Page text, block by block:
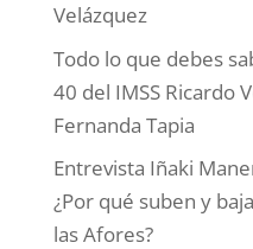
Velázquez
Todo lo que debes
40 del IMSS Ricardo
Fernanda Tapia
Entrevista Iñaki
¿Por qué suben y
las Afores?